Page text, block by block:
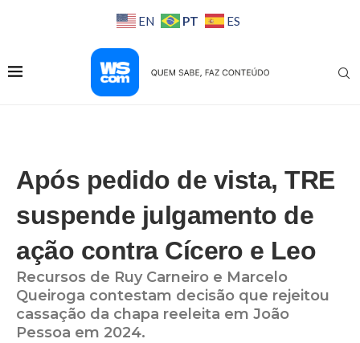
EN PT ES
Após pedido de vista, TRE
suspende julgamento de
ação contra Cícero e Leo
Recursos de Ruy Carneiro e Marcelo
Queiroga contestam decisão que rejeitou
cassação da chapa reeleita em João
Pessoa em 2024.